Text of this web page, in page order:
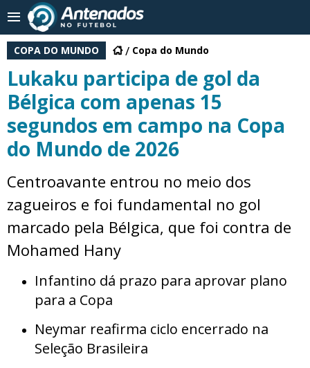
COPA DO MUNDO Copa do Mundo
Lukaku participa de gol da
Bélgica com apenas 15
segundos em campo na Copa
do Mundo de 2026
Centroavante entrou no meio dos
zagueiros e foi fundamental no gol
marcado pela Bélgica, que foi contra de
Mohamed Hany
Infantino dá prazo para aprovar plano
para a Copa
Neymar reafirma ciclo encerrado na
Seleção Brasileira